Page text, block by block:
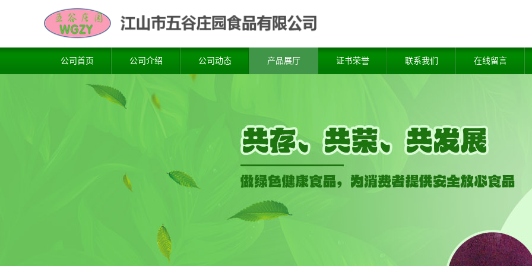
公司首页 公司介绍 公司动态 产品展厅 证书荣誉 联系我们 在线留言